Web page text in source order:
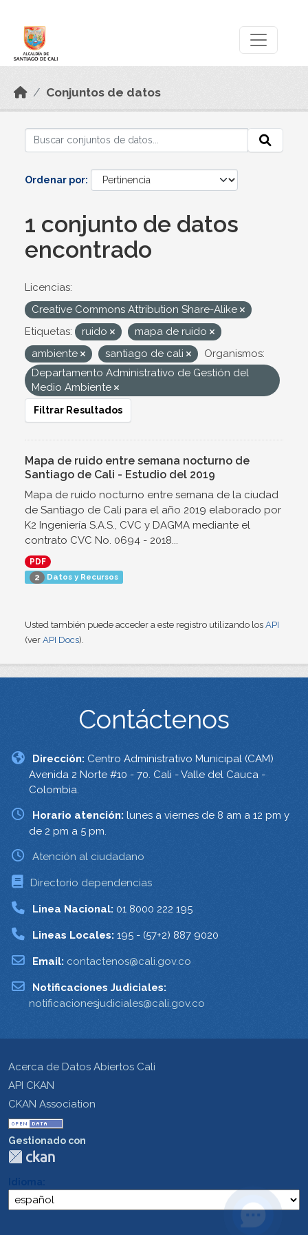
Conjuntos de datos
Ordenar por
1 conjunto de datos
encontrado
Licencias:
Creative Commons Attribution Share-Alike
Etiquetas:
ruido
mapa de ruido
ambiente
santiago de cali
Organismos:
Departamento Administrativo de Gestión del
Medio Ambiente
Filtrar Resultados
Mapa de ruido entre semana nocturno de
Santiago de Cali - Estudio del 2019
Mapa de ruido nocturno entre semana de la ciudad
de Santiago de Cali para el año 2019 elaborado por
K2 Ingeniería S.A.S., CVC y DAGMA mediante el
contrato CVC No. 0694 - 2018...
PDF
2 Datos y Recursos
Usted también puede acceder a este registro utilizando los API
(ver API Docs).
Contáctenos
Dirección: Centro Administrativo Municipal (CAM)
Avenida 2 Norte #10 - 70. Cali - Valle del Cauca -
Colombia.
Horario atención: lunes a viernes de 8 am a 12 pm y
de 2 pm a 5 pm.
Atención al ciudadano
Directorio dependencias
Linea Nacional: 01 8000 222 195
Lineas Locales: 195 - (57+2) 887 9020
Email: contactenos@cali.gov.co
Notificaciones Judiciales:
notificacionesjudiciales@cali.gov.co
Acerca de Datos Abiertos Cali
API CKAN
CKAN Association
Gestionado con